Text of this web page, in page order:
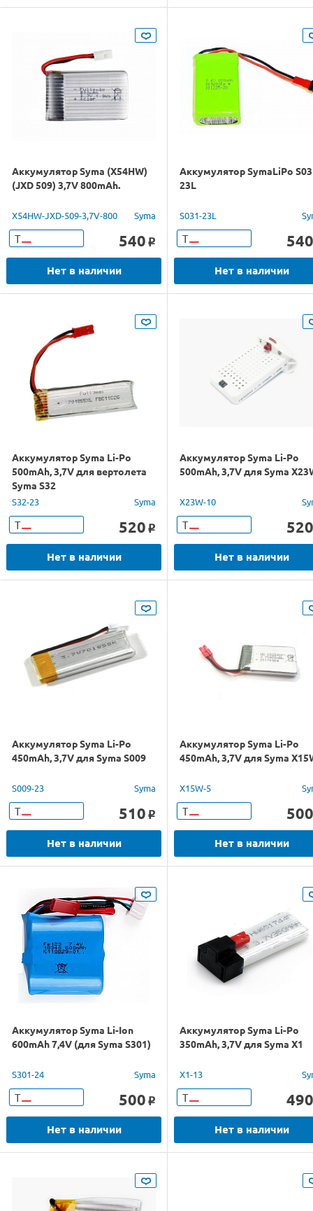
Аккумулятор Syma (X54HW)
(JXD 509) 3,7V 800mAh.
X54HW-JXD-509-3,7V-800 Syma
Т 540 o
Нет в наличии
Аккумулятор SymaLiPo
23L
S031-23L
Т 540
Нет в наличии
Аккумулятор Syma Li-Po
500mAh, 3,7V для вертолета
Syma S32
S32-23 Syma
Т 520 o
Нет в наличии
Аккумулятор Syma Li-Po
500mAh, 3,7V для Syma
X23W-10
Т 520
Нет в наличии
Аккумулятор Syma Li-Po
450mAh, 3,7V для Syma S009
S009-23 Syma
Т 510 o
Нет в наличии
Аккумулятор Syma Li-Po
450mAh, 3,7V для Syma
X15W-5
Т 500
Нет в наличии
Аккумулятор Syma Li-Ion
600mAh 7,4V (для Syma S301)
S301-24 Syma
Т 500 o
Нет в наличии
Аккумулятор Syma Li-Po
350mAh, 3,7V для Syma X1
X1-13
Т 490
Нет в наличии